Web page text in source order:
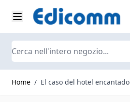
Salta al contenuto
Search
Home / El caso del hotel encantado